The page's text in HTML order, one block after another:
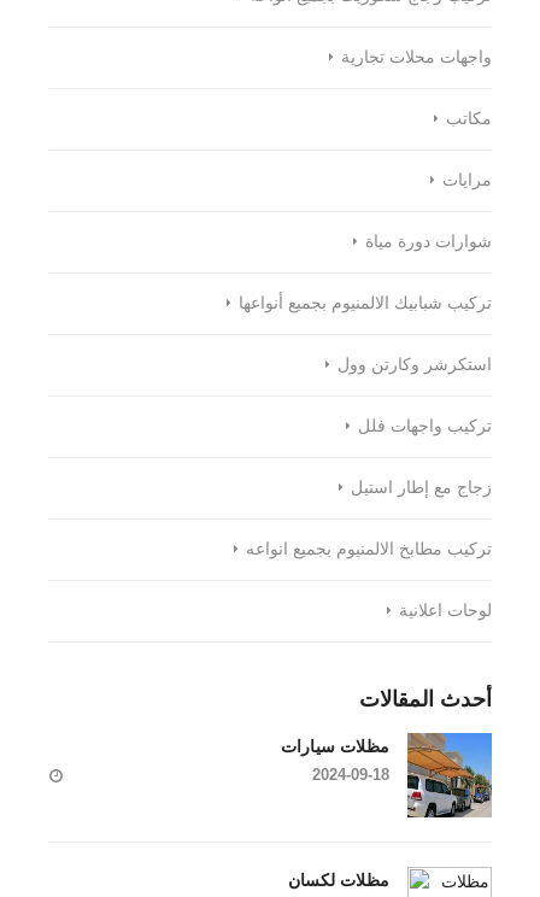
واجهات محلات تجارية
مكاتب
مرايات
شوارات دورة مياة
تركيب شبابيك الالمنيوم بجميع أنواعها
استكرشر وكارتن وول
تركيب واجهات فلل
زجاج مع إطار استيل
تركيب مطابخ الالمنيوم بجميع انواعه
لوحات اعلانية
أحدث المقالات
مظلات سيارات
2024-09-18
مظلات لكسان